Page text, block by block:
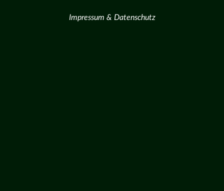
Impressum & Datenschutz